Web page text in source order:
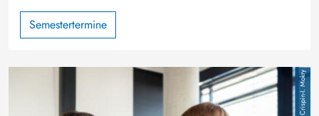
Semestertermine
Crispin-I. Mokry